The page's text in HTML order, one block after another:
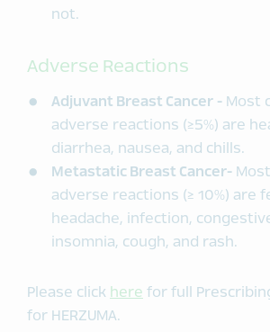
not.
Adverse Reactions
Adjuvant Breast Cancer - Most
adverse reactions (≥5%) are
diarrhea, nausea, and chills.
Metastatic Breast Cancer-
adverse reactions (≥ 10%) are
headache, infection,
insomnia, cough, and rash.
Please click here for full
for HERZUMA.